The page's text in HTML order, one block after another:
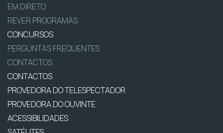
EM DIRETO
REVER PROGRAMAS
CONCURSOS
PERGUNTAS FREQUENTES
CONTACTOS
CONTACTOS
PROVEDORA DO TELESPECTADOR
PROVEDORA DO OUVINTE
ACESSIBILIDADES